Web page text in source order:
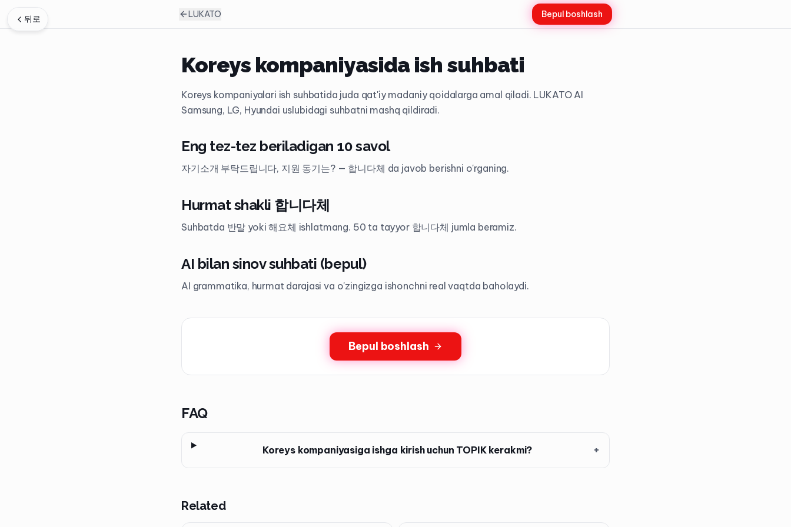
뒤로 LUKATO Bepul boshlash
Koreys kompaniyasida ish suhbati
Koreys kompaniyalari ish suhbatida juda qat'iy madaniy qoidalarga amal qiladi. LUKATO AI
Samsung, LG, Hyundai uslubidagi suhbatni mashq qildiradi.
Eng tez-tez beriladigan 10 savol
자기소개 부탁드립니다, 지원 동기는? — 합니다체 da javob berishni o'rganing.
Hurmat shakli 합니다체
Suhbatda 반말 yoki 해요체 ishlatmang. 50 ta tayyor 합니다체 jumla beramiz.
AI bilan sinov suhbati (bepul)
AI grammatika, hurmat darajasi va o'zingizga ishonchni real vaqtda baholaydi.
Bepul boshlash
FAQ
Koreys kompaniyasiga ishga kirish uchun TOPIK kerakmi? +
Related